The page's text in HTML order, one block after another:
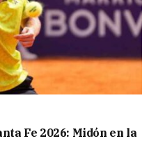
Fe 2026: Midón en la